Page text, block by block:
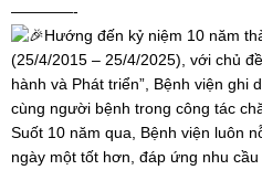
————-
Hướng đến kỷ niệm 10 năm
(25/4/2015 – 25/4/2025), với chủ
hành và Phát triển”, Bệnh viện ghi
cùng người bệnh trong công tác
Suốt 10 năm qua, Bệnh viện luôn
ngày một tốt hơn, đáp ứng nhu